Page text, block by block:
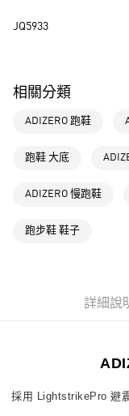
每筆NT$80，滿
每筆NT$80，滿
萊爾富取貨付款
付款後萊爾富取貨
每筆NT$80，滿
每筆NT$80，滿
JQ5933
相關分類
ADIZERO 跑鞋
跑鞋 大底
ADIZERO 慢跑鞋
跑步鞋 鞋子
詳細說
採用 LightstrikePro 避